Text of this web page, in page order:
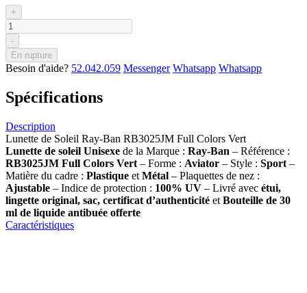
+
-
En rupture
Besoin d'aide? 52.042.059 Messenger Whatsapp Whatsapp
Spécifications
Description
Lunette de Soleil Ray-Ban RB3025JM Full Colors Vert
Lunette de soleil Unisexe de la Marque : Ray-Ban – Référence :
RB3025JM Full Colors Vert – Forme : Aviator – Style : Sport –
Matière du cadre : Plastique et Métal – Plaquettes de nez :
Ajustable – Indice de protection : 100% UV – Livré avec étui,
lingette original, sac, certificat d’authenticité et Bouteille de 30
ml de liquide antibuée offerte
Caractéristiques